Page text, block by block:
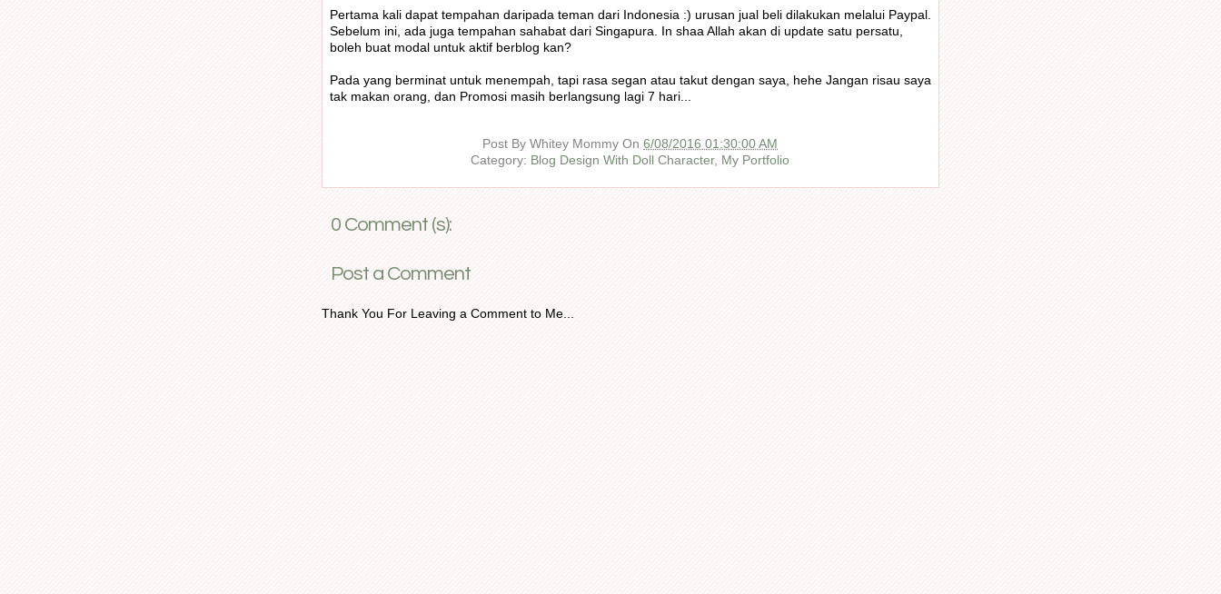
Pertama kali dapat tempahan daripada teman dari Indonesia :) urusan jual beli dilakukan melalui Paypal.
Sebelum ini, ada juga tempahan sahabat dari Singapura. In shaa Allah akan di update satu persatu,
boleh buat modal untuk aktif berblog kan?
Pada yang berminat untuk menempah, tapi rasa segan atau takut dengan saya, hehe Jangan risau saya
tak makan orang, dan Promosi masih berlangsung lagi 7 hari...
Post By Whitey Mommy On 6/08/2016 01:30:00 AM
Category: Blog Design With Doll Character, My Portfolio
0 Comment (s):
Post a Comment
Thank You For Leaving a Comment to Me...